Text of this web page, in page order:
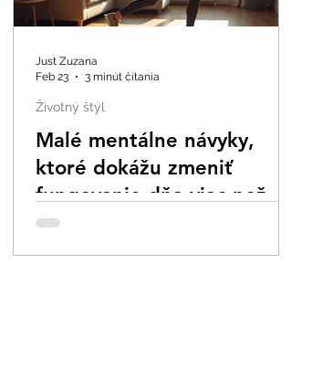
Malé mentálne návyky,
ktoré dokážu zmeniť
fungovanie dňa viac než
veľké rozhodnutia
Životný štýl
Just Zuzana
Feb 23
3 minút čítania